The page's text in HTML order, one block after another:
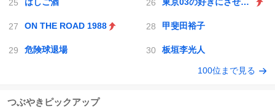
ON THE ROAD 1988 甲斐田裕子
危険球退場 板垣李光人
100位まで見る
つぶやきピックアップ